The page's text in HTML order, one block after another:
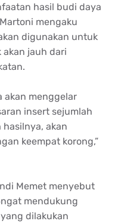
hasil budi daya
mengaku
digunakan untuk
jauh dari
akan menggelar
insert sejumlah
akan
keempat korong,”
Memet menyebut
mendukung
dilakukan